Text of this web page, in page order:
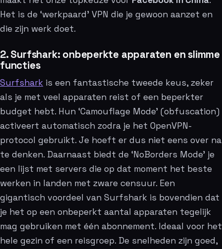
Het is de ‘werkpaard’ VPN die je gewoon aanzet en
die zijn werk doet.
2. Surfshark: onbeperkte apparaten en slimme
functies
Surfshark is een fantastische tweede keus, zeker
als je met veel apparaten reist of een beperkter
budget hebt. Hun ‘Camouflage Mode’ (obfuscation)
activeert automatisch zodra je het OpenVPN-
protocol gebruikt. Je hoeft er dus niet eens over na
te denken. Daarnaast biedt de ‘NoBorders Mode’ je
een lijst met servers die op dat moment het beste
werken in landen met zware censuur. Een
gigantisch voordeel van Surfshark is bovendien dat
je het op een onbeperkt aantal apparaten tegelijk
mag gebruiken met één abonnement. Ideaal voor het
hele gezin of een reisgroep. De snelheden zijn goed,